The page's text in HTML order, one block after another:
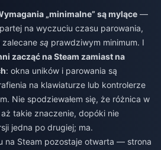
„minimalne” są mylące —
na wyczuciu czasu parowania,
są prawdziwym minimum. I
zacząć na Steam zamiast na
: okna uników i parowania są
na klawiaturze lub kontrolerze
Nie spodziewałem się, że różnica w
takie znaczenie, dopóki nie
jedna po drugiej; ma.
na Steam pozostaje otwarta — strona